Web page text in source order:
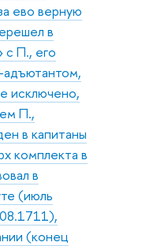
ево верную
в
с П., его
исключено,
П.,
в капитаны
комплекта в
в
(июль
(конец